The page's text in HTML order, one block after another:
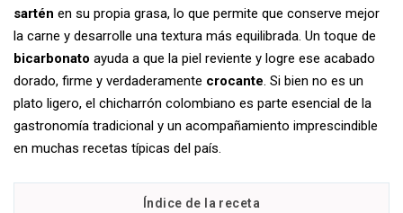
sartén en su propia grasa, lo que permite que conserve mejor
la carne y desarrolle una textura más equilibrada. Un toque de
bicarbonato ayuda a que la piel reviente y logre ese acabado
dorado, firme y verdaderamente crocante. Si bien no es un
plato ligero, el chicharrón colombiano es parte esencial de la
gastronomía tradicional y un acompañamiento imprescindible
en muchas recetas típicas del país.
Índice de la receta